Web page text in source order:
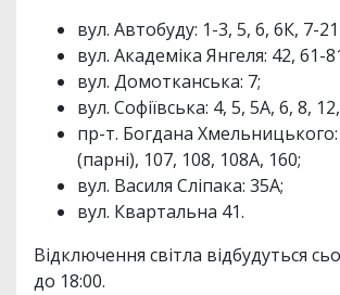
вул. Автобуду: 1-3, 5, 6, 6К, 7-
вул. Академіка Янгеля: 42, 61-
вул. Домотканська: 7;
вул. Софіївська: 4, 5, 5А, 6, 8,
пр-т. Богдана
(парні), 107, 108, 108А, 160;
вул. Василя Сліпака: 35А;
вул. Квартальна 41.
Відключення світла відбудуться
до 18:00.